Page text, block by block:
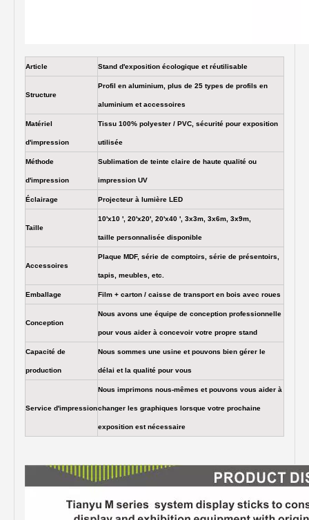
Article Stand d'exposition écologique et réutilisable
Structure
Profil en aluminium, plus de 25 types de profils en
aluminium et accessoires
Matériel
d'impression
Tissu 100% polyester / PVC, sécurité pour exposition
utilisée
Méthode
d'impression
Sublimation de teinte claire de haute qualité ou
impression UV
Éclairage Projecteur à lumière LED
Taille
10'x10 ', 20'x20', 20'x40 ', 3x3m, 3x6m, 3x9m,
taille personnalisée disponible
Accessoires
Plaque MDF, série de comptoirs, série de présentoirs,
tapis, meubles, etc.
Emballage Film + carton / caisse de transport en bois avec roues
Conception
Nous avons une équipe de conception professionnelle
pour vous aider à concevoir votre propre stand
Capacité de
production
Nous sommes une usine et pouvons bien gérer le
délai et la qualité pour vous
Service d'impression
Nous imprimons nous-mêmes et pouvons vous aider à
changer les graphiques lorsque votre prochaine
exposition est nécessaire